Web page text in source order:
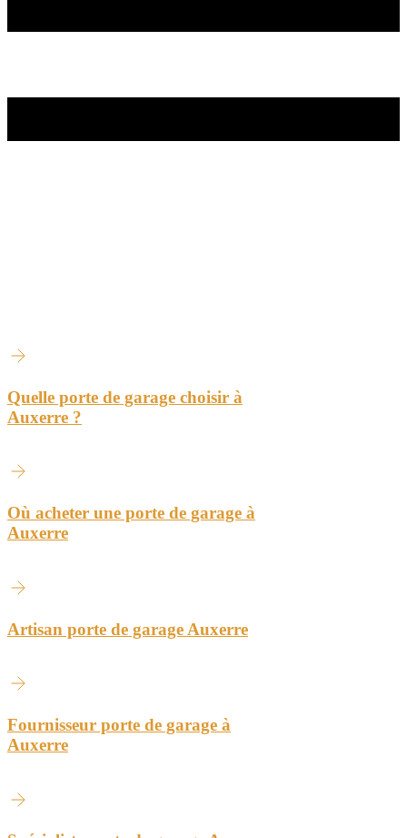
Quelle porte de garage choisir à
Auxerre ?
Où acheter une porte de garage à
Auxerre
Artisan porte de garage Auxerre
Fournisseur porte de garage à
Auxerre